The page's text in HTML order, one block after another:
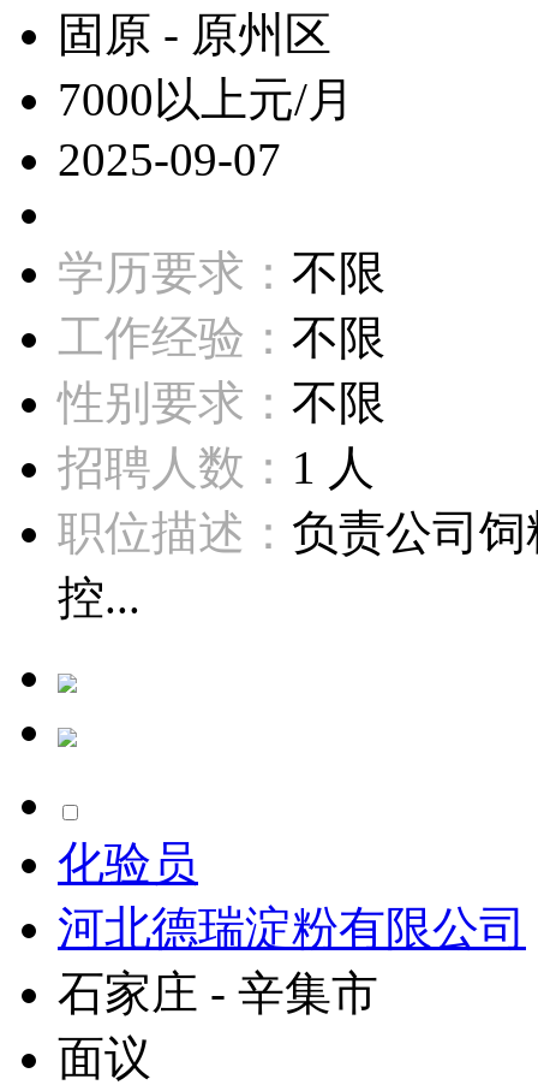
固原 - 原州区
7000以上元/月
2025-09-07
学历要求： 不限
工作经验： 不限
性别要求： 不限
招聘人数： 1 人
职位描述： 负责公司
控...
化验员
河北德瑞淀粉有限公司
石家庄 - 辛集市
面议